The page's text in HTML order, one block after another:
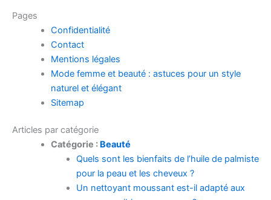
Pages
Confidentialité
Contact
Mentions légales
Mode femme et beauté : astuces pour un style
naturel et élégant
Sitemap
Articles par catégorie
Catégorie : Beauté
Quels sont les bienfaits de l’huile de palmiste
pour la peau et les cheveux ?
Un nettoyant moussant est-il adapté aux